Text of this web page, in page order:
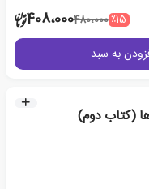
٪15480،000408،000
به سبد
(کتاب دوم)